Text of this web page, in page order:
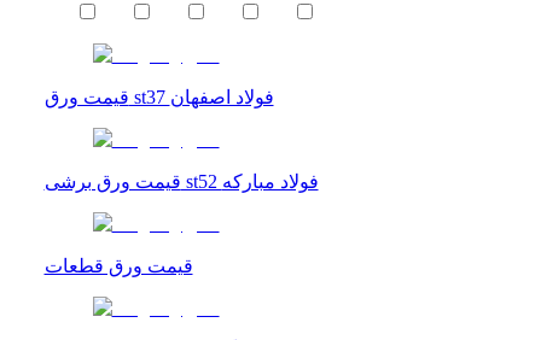
قیمت ورق st37 فولاد اصفهان
قیمت ورق برشی st52 فولاد مبارکه
قیمت ورق قطعات